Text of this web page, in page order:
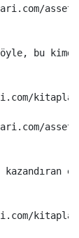
bu
kitaplar/